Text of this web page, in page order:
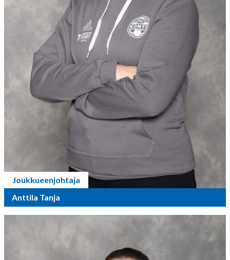
Joukkueenjohtaja
Anttila Tanja